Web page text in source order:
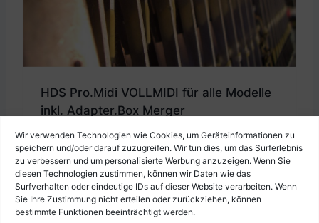
Wir verwenden Technologien wie Cookies, um Geräteinformationen zu
speichern und/oder darauf zuzugreifen. Wir tun dies, um das Surferlebnis
zu verbessern und um personalisierte Werbung anzuzeigen. Wenn Sie
diesen Technologien zustimmen, können wir Daten wie das
Surfverhalten oder eindeutige IDs auf dieser Website verarbeiten. Wenn
Sie Ihre Zustimmung nicht erteilen oder zurückziehen, können
bestimmte Funktionen beeinträchtigt werden.
HDS Pro.Midi VOLLMIDI für alle Modelle
inkl. Adapter.Box Merger
€1.436,00